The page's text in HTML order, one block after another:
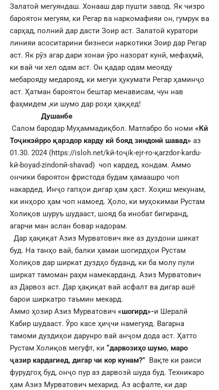
Залатой мегуяндаш. Хонааш дар пушти завод. Як чизро
бароятон мегуям, ки Регар ва наркомафияи он, гумрук ва
сарҳад, полний дар дасти Зоир аст. Залатой куратори
линияи асоситарини бизнеси наркотики Зоир дар Регар
аст. Як рӯз агар дари хонаи ӯро назорат кунӣ, мефаҳмӣ,
ки вай чи хел одам аст. Он қадар одам меояду
мебарояду медарояд, ки мегуи ҳукумати Регар ҳаминҷо
аст. Ҳатман бароятон бештар менависам, чун нав
фаҳмидем ,ки шумо дар роҳи ҳаққед!
Душанбе
Салом бародар Муҳаммадиқбол. Матлабро бо номи «Кӣ
Тоҷикэйрро қарздор карду кӣ бояд зиндонӣ шавад» аз
01.30. 2024 (https://isloh.net/kӣ-toҷik-ejr-ro-қarzdor-kardu-
kӣ-boyad-zindonӣ-shavad) чоп кардед, хондам. Аммо
ончики бароятон фристода будам ҳамаашро чоп
накардед. Инҷо гапҳои дигар ҳам ҳаст. Хоҳиш мекунам,
ки инҳоро ҳам чоп намоед. Ҳоло, ки муҳокимаи Рустам
Холиқов шуруъ шудааст, шояд ба инобат бигиранд,
агарчи ман аслан бовар надорам.
Дар ҳақиқат Азиз Мурватович яке аз дуздони шикат
буд. На танҳо вай, балки ҳамаи шогирдҳои Рустам
Холиқов дар ширкат дуздҳо буданд, ки ба молу пули
ширкат тамоман раҳм намекарданд. Азиз Мурватович
аз Дарвоз аст. Дар ҳақиқат вай асфалт ва дигар ашё
барои ширкатро таъмин мекард.
Аммо ҳозир Азиз Мурватович «шогирд»-и Шералӣ
Кабир шудааст. Ӯро касе ҳиҷчи намегуяд. Вагарна
тамоми дуздиҳои дарунро вай анҷом дода аст. Ҳатто
Рустам Холиқов мегуфт, ки “дарвозиҳо шумо, маро
ҷазир кардагиед, дигар чи кор кунам?” Вақте ки раиси
фурудгоҳ буд, онҷо пур аз дарвозӣ шуда буд. Техникаро
ҳам Азиз Мурватович мехарид. Аз асфалте, ки дар